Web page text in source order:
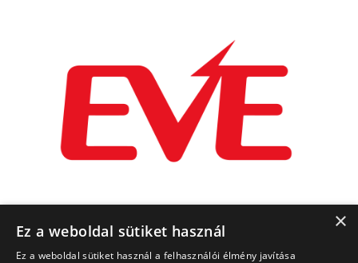
×
Ez a weboldal sütiket használ
Ez a weboldal sütiket használ a felhasználói élmény javítása